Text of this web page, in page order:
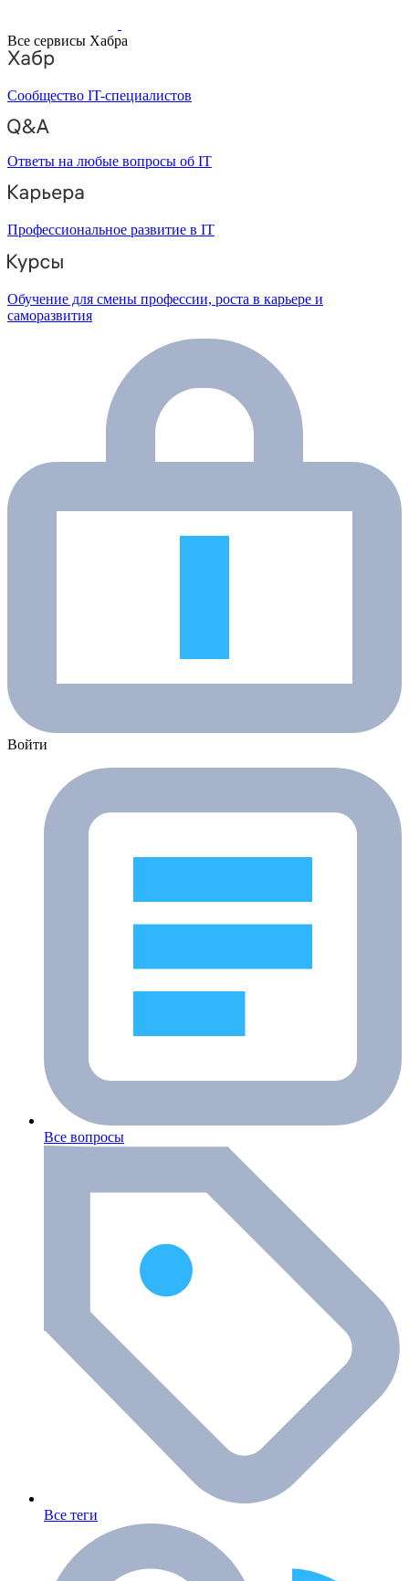
Все сервисы Хабра
Сообщество IT-специалистов
Ответы на любые вопросы об IT
Профессиональное развитие в IT
Обучение для смены профессии, роста в карьере и
саморазвития
Войти
Все вопросы
Все теги